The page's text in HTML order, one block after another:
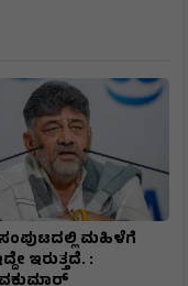
ಮಹಿಳೆಗೆ
ಇರುತ್ತದೆ. :